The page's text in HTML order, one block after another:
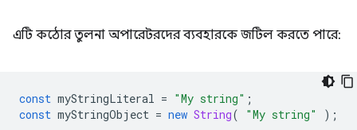
এটি কঠোর তুলনা অপারেটরদের ব্যবহারকে জটিল করতে পারে:
const myStringLiteral = "My string" ;
const myStringObject = new String( "My string" );